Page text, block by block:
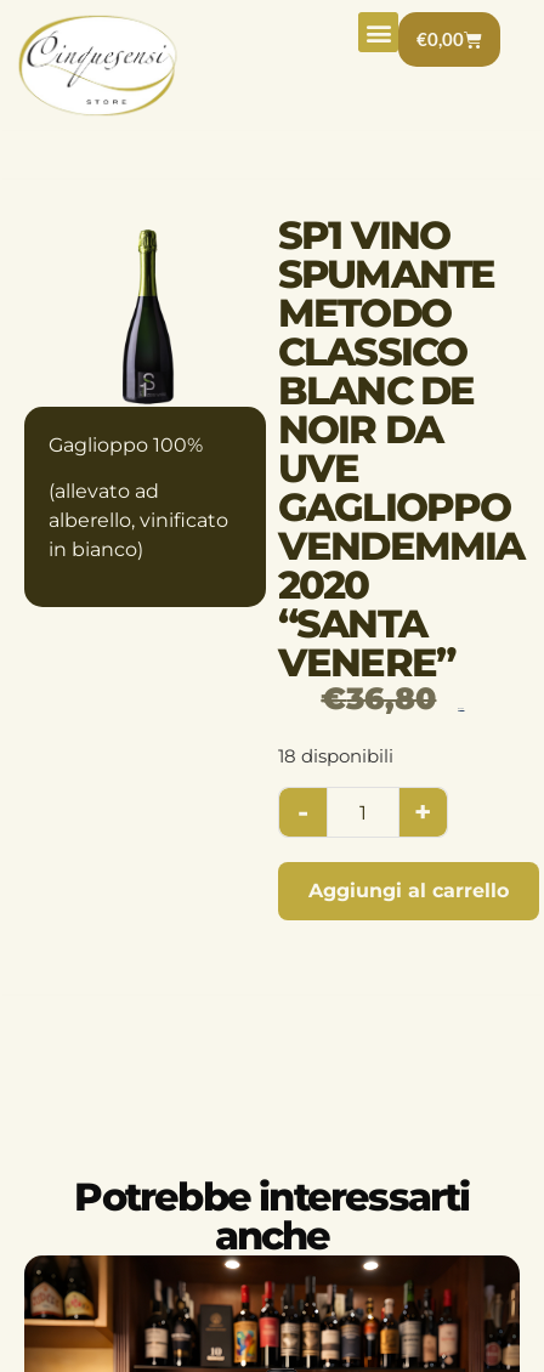
€0,00
Gaglioppo 100%
(allevato ad
alberello, vinificato
in bianco)
SP1 VINO
SPUMANTE
METODO
CLASSICO
BLANC DE
NOIR DA
UVE
GAGLIOPPO
VENDEMMIA
2020
“SANTA
VENERE”
€36,80
18 disponibili
- +
Aggiungi al carrello
Potrebbe interessarti
anche